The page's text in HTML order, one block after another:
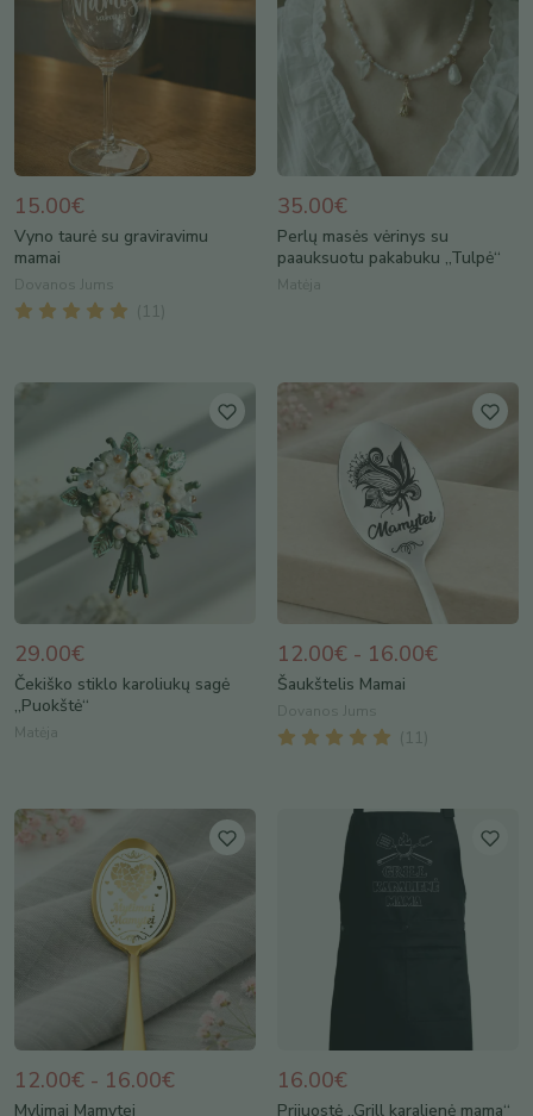
15.00€
Vyno taurė su graviravimu
mamai
Dovanos Jums
( 11
35.00€
Perlų masės vėrinys su
paauksuotu pakabuku „Tulpė“
Matėja
29.00€
Čekiško stiklo karoliukų sagė
„Puokštė“
Matėja
12.00€ - 16.00€
Šaukštelis Mamai
Dovanos Jums
( 11
12.00€ - 16.00€
Mylimai Mamytei
16.00€
Prijuostė „Grill karalienė mama“